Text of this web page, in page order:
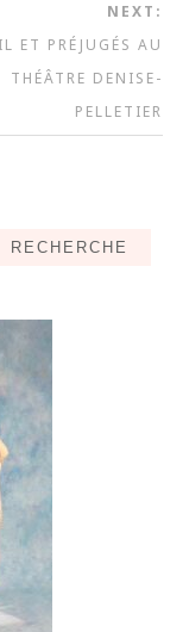
NEXT:
ET PRÉJUGÉS AU
THÉÂTRE DENISE-
PELLETIER
RECHERCHE